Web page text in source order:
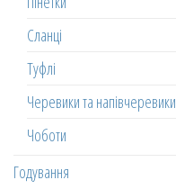
Сланці
Туфлі
Черевики та напівчеревики
Чоботи
Годування